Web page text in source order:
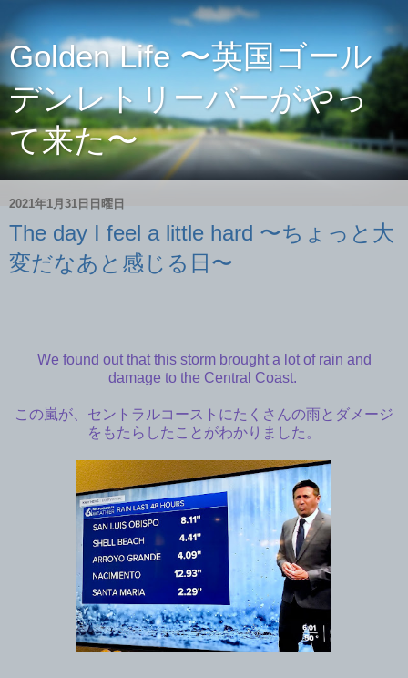
Golden Life 〜英国ゴール
デンレトリーバーがやっ
て来た〜
2021年1月31日日曜日
The day I feel a little hard 〜ちょっと大
変だなあと感じる日〜
We found out that this storm brought a lot of rain and
damage to the Central Coast.
この嵐が、セントラルコーストにたくさんの雨とダメージ
をもたらしたことがわかりました。